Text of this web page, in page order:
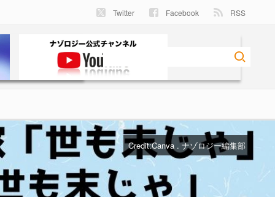
Twitter Facebook RSS
Credit:Canva . ナゾロジー編集部